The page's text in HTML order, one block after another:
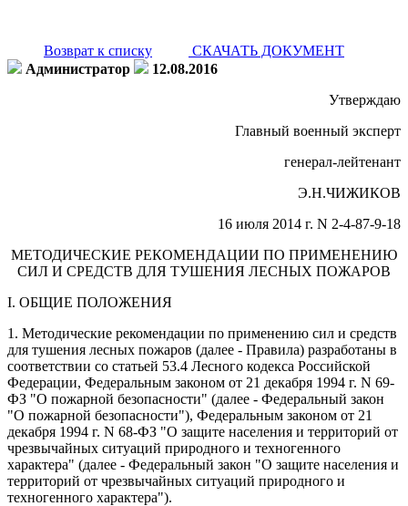
Возврат к списку
СКАЧАТЬ ДОКУМЕНТ
Администратор
12.08.2016
Утверждаю
Главный военный эксперт
генерал-лейтенант
Э.Н.ЧИЖИКОВ
16 июля 2014 г. N 2-4-87-9-18
МЕТОДИЧЕСКИЕ РЕКОМЕНДАЦИИ ПО ПРИМЕНЕНИЮ
СИЛ И СРЕДСТВ ДЛЯ ТУШЕНИЯ ЛЕСНЫХ ПОЖАРОВ
I. ОБЩИЕ ПОЛОЖЕНИЯ
1. Методические рекомендации по применению сил и средств
для тушения лесных пожаров (далее - Правила) разработаны в
соответствии со статьей 53.4 Лесного кодекса Российской
Федерации, Федеральным законом от 21 декабря 1994 г. N 69-
ФЗ "О пожарной безопасности" (далее - Федеральный закон
"О пожарной безопасности"), Федеральным законом от 21
декабря 1994 г. N 68-ФЗ "О защите населения и территорий от
чрезвычайных ситуаций природного и техногенного
характера" (далее - Федеральный закон "О защите населения и
территорий от чрезвычайных ситуаций природного и
техногенного характера").